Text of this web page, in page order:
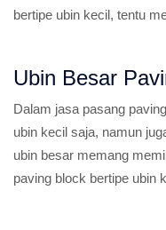
bertipe ubin kecil, tentu
Ubin Besar
Dalam jasa pasang
ubin kecil saja, namun
ubin besar memang
paving block bertipe ubin